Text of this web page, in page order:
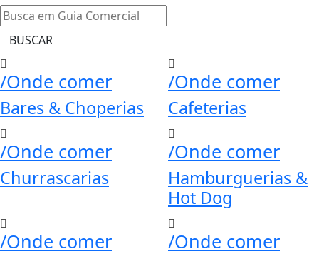
BUSCAR
/Onde comer
Bares & Choperias
/Onde comer
Cafeterias
/Onde comer
Churrascarias
/Onde comer
Hamburguerias &
Hot Dog
/Onde comer /Onde comer